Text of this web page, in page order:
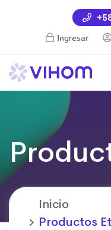
Ingresar
Inicio
Productos